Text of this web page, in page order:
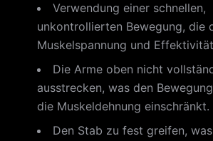
Verwendung einer schnellen,
unkontrollierten Bewegung, die
Muskelspannung und
Die Arme oben nicht
ausstrecken, was den
die Muskeldehnung einschränkt.
Den Stab zu fest greifen,